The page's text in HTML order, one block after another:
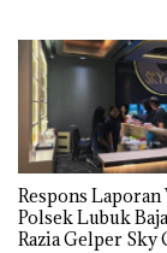
Respons Laporan
Polsek Lubuk
Razia Gelper Sky